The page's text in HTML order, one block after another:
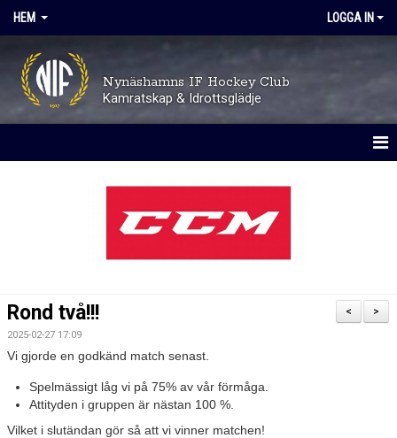
HEM LOGGA IN
Nynäshamns IF Hockey Club
Kamratskap & Idrottsglädje
TRYGGHET OCH VÄRDEGRUND
KALENDER
ISTIDER
>
<
Rond två!!!
2025-02-27 17:09
Vi gjorde en godkänd match senast.
Spelmässigt låg vi på 75% av vår förmåga.
Attityden i gruppen är nästan 100 %.
Vilket i slutändan gör så att vi vinner matchen!